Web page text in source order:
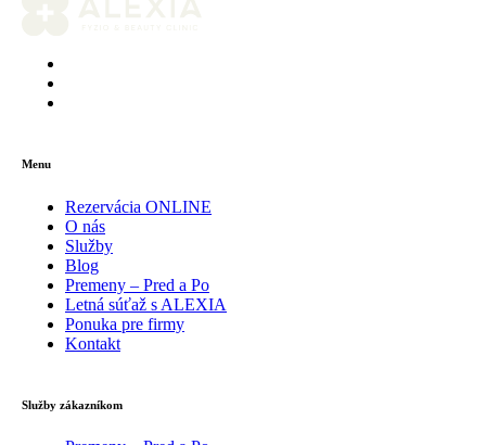
Menu
Rezervácia ONLINE
O nás
Služby
Blog
Premeny – Pred a Po
Letná súťaž s ALEXIA
Ponuka pre firmy
Kontakt
Služby zákazníkom